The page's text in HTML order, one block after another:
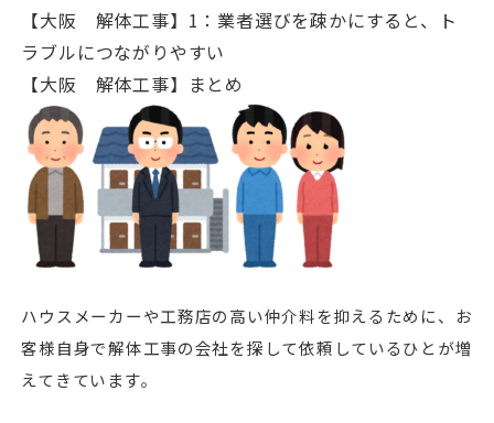
【大阪 解体工事】1：業者選びを疎かにすると、ト
ラブルにつながりやすい
【大阪 解体工事】まとめ
ハウスメーカーや工務店の高い仲介料を抑えるために、お
客様自身で解体工事の会社を探して依頼しているひとが増
えてきています。